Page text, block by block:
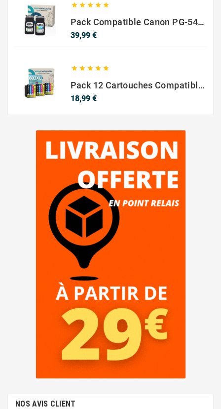
    
Pack Compatible Canon PG-540 XL / CL-541 XL – Noir & Couleur – Haute Capacité
39,99 €Prix
    
Pack 12 Cartouches Compatible EPSON 603XL
18,99 €Prix
NOS AVIS CLIENT